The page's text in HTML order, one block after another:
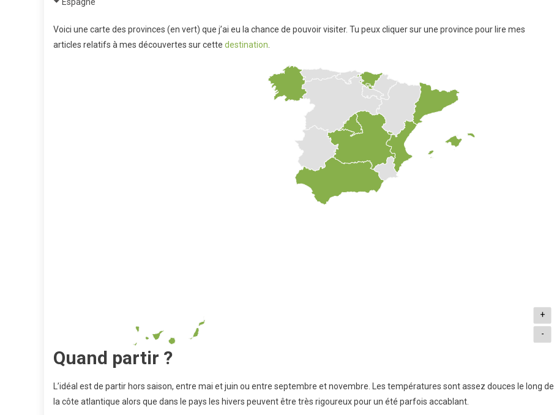
Voici une carte des provinces (en vert) que j’ai eu la chance de pouvoir visiter. Tu peux cliquer sur une province pour lire mes
articles relatifs à mes découvertes sur cette destination
+
-
Quand partir ?
L’idéal est de partir hors saison, entre mai et juin ou entre septembre et novembre. Les températures sont assez douces le long de
la côte atlantique alors que dans le pays les hivers peuvent être très rigoureux pour un été parfois accablant.